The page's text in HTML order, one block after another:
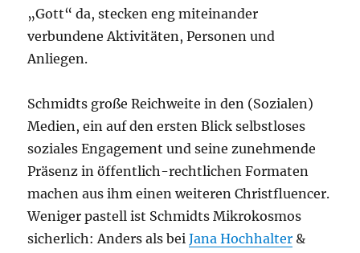
„Gott“ da, stecken eng miteinander
verbundene Aktivitäten, Personen und
Anliegen.
Schmidts große Reichweite in den (Sozialen)
Medien, ein auf den ersten Blick selbstloses
soziales Engagement und seine zunehmende
Präsenz in öffentlich-rechtlichen Formaten
machen aus ihm einen weiteren Christfluencer.
Weniger pastell ist Schmidts Mikrokosmos
sicherlich: Anders als beiJana Hochhalter &